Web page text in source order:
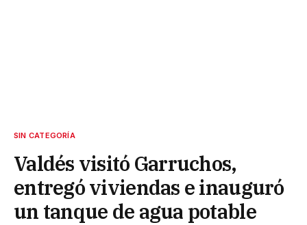
SIN CATEGORÍA
Valdés visitó Garruchos,
entregó viviendas e inauguró
un tanque de agua potable